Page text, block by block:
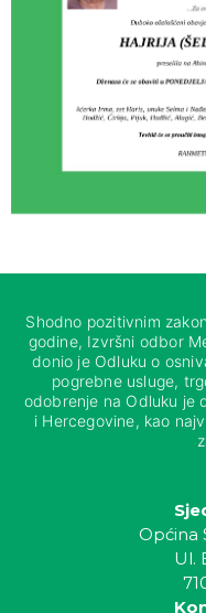
Shodno pozitivnim
godine, Izvršni odbor
donio je Odluku o
pogrebne usluge,
odobrenje na Odluku je
i Hercegovine, kao
Općina
Ul.